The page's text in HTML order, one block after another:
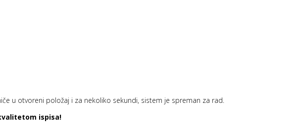
u otvoreni položaj i za nekoliko sekundi, sistem je spreman za rad.
ispisa!